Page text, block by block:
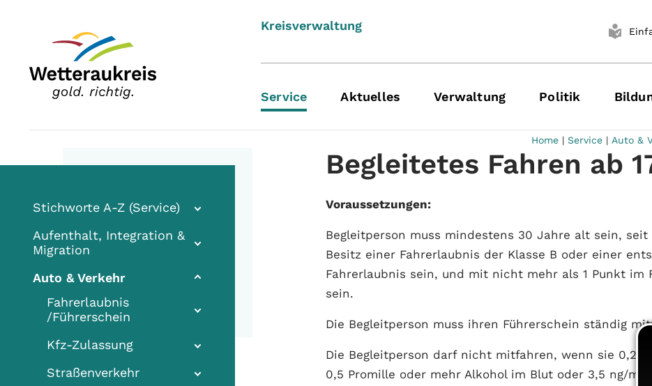
Kreisverwaltung
Service Aktuelles Verwaltung Politik
Stichworte A-Z (Service)
Aufenthalt, Integration &
Migration
Auto & Verkehr
Fahrerlaubnis
/Führerschein
Kfz-Zulassung
Straßenverkehr
Home| Service| Auto &
Begleitetes Fahren ab
Voraussetzungen:
Begleitperson muss mindestens 30 Jahre alt sein,
Besitz einer Fahrerlaubnis der Klasse B oder einer
Fahrerlaubnis sein, und mit nicht mehr als 1 Punkt im
sein.
Die Begleitperson muss ihren Führerschein ständig
Die Begleitperson darf nicht mitfahren, wenn sie 0,25
0,5 Promille oder mehr Alkohol im Blut oder 3,5 ng/ml